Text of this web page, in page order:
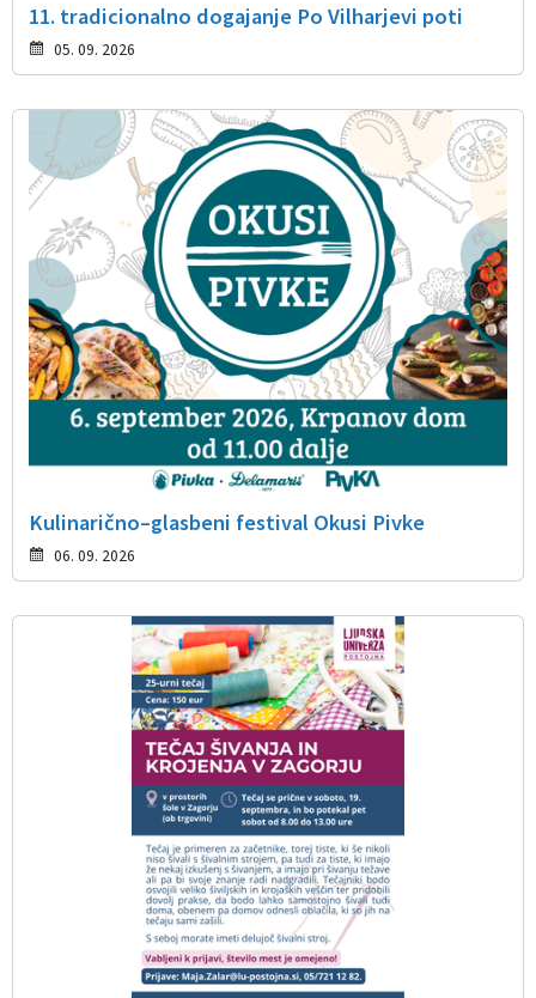
11. tradicionalno dogajanje Po Vilharjevi poti
05. 09. 2026
Kulinarično–glasbeni festival Okusi Pivke
06. 09. 2026